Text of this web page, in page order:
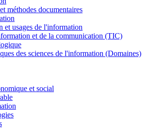
méthodes documentaires
et usages de l'information
et de la communication (TIC)
des sciences de l'information (Domaines)
et social